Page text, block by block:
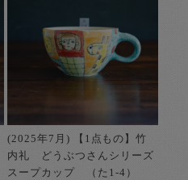
(2025年7月) 【1点もの】竹
内礼 どうぶつさんシリーズ
スープカップ （た1-4）